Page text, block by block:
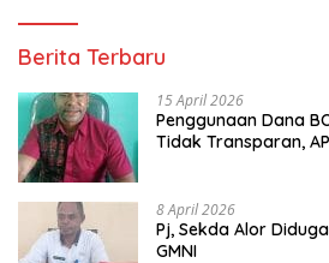
Berita Terbaru
15 April 2026
Penggunaan Dana
Tidak Transparan,
8 April 2026
Pj, Sekda Alor
GMNI